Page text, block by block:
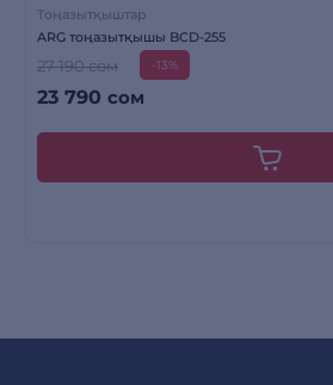
Тоңазытқыштар
ARG тоңазытқышы BCD-255
27 190 сом -13%
23 790 сом